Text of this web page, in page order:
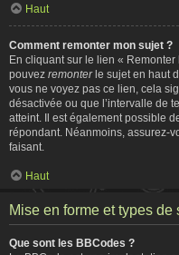
Haut
Comment remonter mon sujet ?
En cliquant sur le lien «
pouvez remonterle sujet en haut
vous ne voyez pas ce lien, cela
désactivée ou que l’intervalle de
atteint. Il est également possible
répondant. Néanmoins, assurez-
faisant.
Haut
Mise en forme et types de
Que sont les BBCodes ?